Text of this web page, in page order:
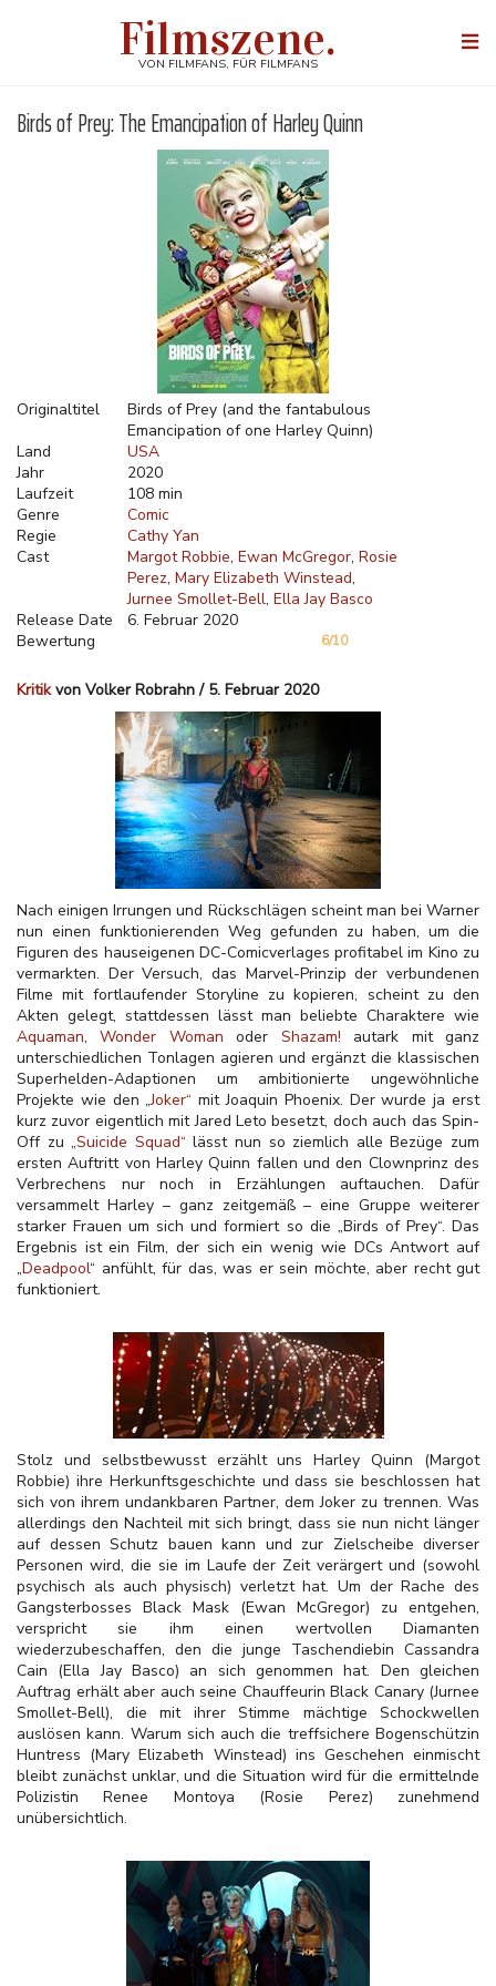
Filmszene.
VON FILMFANS, FÜR FILMFANS
Birds of Prey: The Emancipation of Harley Quinn
Originaltitel
Birds of Prey (and the fantabulous
Emancipation of one Harley Quinn)
Land
USA
Jahr
2020
Laufzeit
108 min
Genre
Comic
Regie
Cathy Yan
Cast
Margot Robbie Ewan McGregor Rosie
Perez Mary Elizabeth Winstead
Jurnee Smollet-Bell Ella Jay Basco
Release Date
6. Februar 2020
Bewertung
6/10
Kritikvon Volker Robrahn / 5. Februar 2020
Nach einigen Irrungen und Rückschlägen scheint man bei Warner
nun einen funktionierenden Weg gefunden zu haben, um die
Figuren des hauseigenen DC-Comicverlages profitabel im Kino zu
vermarkten. Der Versuch, das Marvel-Prinzip der verbundenen
Filme mit fortlaufender Storyline zu kopieren, scheint zu den
Akten gelegt, stattdessen lässt man beliebte Charaktere wie
Aquaman,Wonder Woman oder Shazam! autark mit ganz
unterschiedlichen Tonlagen agieren und ergänzt die klassischen
Superhelden-Adaptionen um ambitionierte ungewöhnliche
Projekte wie den „Joker“ mit Joaquin Phoenix. Der wurde ja erst
kurz zuvor eigentlich mit Jared Leto besetzt, doch auch das Spin-
Off zu „Suicide Squad“ lässt nun so ziemlich alle Bezüge zum
ersten Auftritt von Harley Quinn fallen und den Clownprinz des
Verbrechens nur noch in Erzählungen auftauchen. Dafür
versammelt Harley – ganz zeitgemäß – eine Gruppe weiterer
starker Frauen um sich und formiert so die „Birds of Prey“. Das
Ergebnis ist ein Film, der sich ein wenig wie DCs Antwort auf
„Deadpool“ anfühlt, für das, was er sein möchte, aber recht gut
funktioniert.
Stolz und selbstbewusst erzählt uns Harley Quinn (Margot
Robbie) ihre Herkunftsgeschichte und dass sie beschlossen hat
sich von ihrem undankbaren Partner, dem Joker zu trennen. Was
allerdings den Nachteil mit sich bringt, dass sie nun nicht länger
auf dessen Schutz bauen kann und zur Zielscheibe diverser
Personen wird, die sie im Laufe der Zeit verärgert und (sowohl
psychisch als auch physisch) verletzt hat. Um der Rache des
Gangsterbosses Black Mask (Ewan McGregor) zu entgehen,
verspricht sie ihm einen wertvollen Diamanten
wiederzubeschaffen, den die junge Taschendiebin Cassandra
Cain (Ella Jay Basco) an sich genommen hat. Den gleichen
Auftrag erhält aber auch seine Chauffeurin Black Canary (Jurnee
Smollet-Bell), die mit ihrer Stimme mächtige Schockwellen
auslösen kann. Warum sich auch die treffsichere Bogenschützin
Huntress (Mary Elizabeth Winstead) ins Geschehen einmischt
bleibt zunächst unklar, und die Situation wird für die ermittelnde
Polizistin Renee Montoya (Rosie Perez) zunehmend
unübersichtlich.